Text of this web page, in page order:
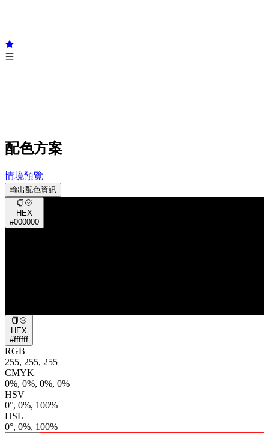
配色方案
情境預覽
輸出配色資訊
HEX
#000000
HEX
#ffffff
RGB
255, 255, 255
CMYK
0%, 0%, 0%, 0%
HSV
0°, 0%, 100%
HSL
0°, 0%, 100%